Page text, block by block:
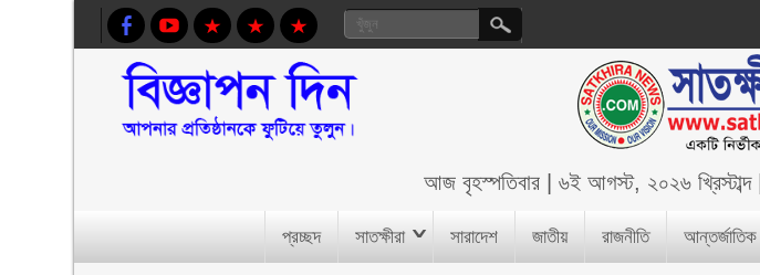
আজবৃহস্পতিবার |৬ই আগস্ট, ২০২৬ খ্রিস্টাব্দ|
প্রচ্ছদ সাতক্ষীরা সারাদেশ জাতীয় রাজনীতি আন্তর্জাতিক